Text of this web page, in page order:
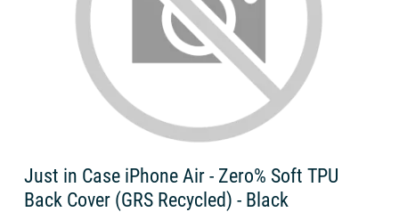
Just in Case iPhone Air - Zero% Soft TPU
Back Cover (GRS Recycled) - Black